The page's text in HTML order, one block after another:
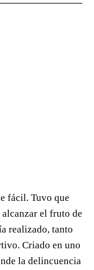
fácil. Tuvo que
alcanzar el fruto de
realizado, tanto
Criado en uno
la delincuencia